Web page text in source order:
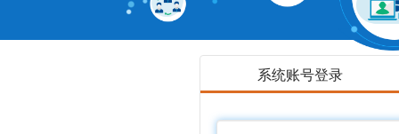
系统账号登录